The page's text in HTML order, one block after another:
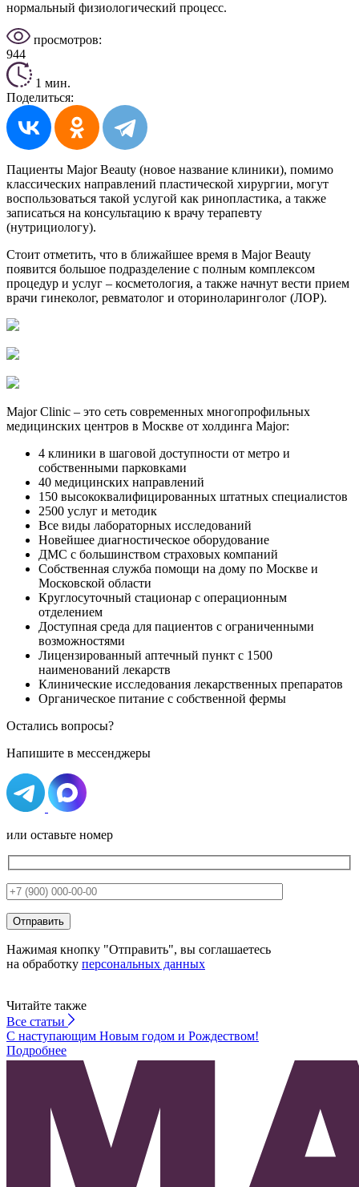
нормальный физиологический процесс.
просмотров:
944
1 мин.
Поделиться:
Пациенты Major Beauty (новое название клиники), помимо
классических направлений пластической хирургии, могут
воспользоваться такой услугой как ринопластика, а также
записаться на консультацию к врачу терапевту
(нутрициологу).
Стоит отметить, что в ближайшее время в Major Beauty
появится большое подразделение с полным комплексом
процедур и услуг – косметология, а также начнут вести прием
врачи гинеколог, ревматолог и оториноларинголог (ЛОР).
Major Clinic – это сеть современных многопрофильных
медицинских центров в Москве от холдинга Major:
4 клиники в шаговой доступности от метро и
собственными парковками
40 медицинских направлений
150 высококвалифицированных штатных специалистов
2500 услуг и методик
Все виды лабораторных исследований
Новейшее диагностическое оборудование
ДМС с большинством страховых компаний
Собственная служба помощи на дому по Москве и
Московской области
Круглосуточный стационар с операционным
отделением
Доступная среда для пациентов с ограниченными
возможностями
Лицензированный аптечный пункт с 1500
наименований лекарств
Клинические исследования лекарственных препаратов
Органическое питание с собственной фермы
Остались вопросы?
Напишите в мессенджеры
или оставьте номер
Нажимая кнопку "Отправить", вы соглашаетесь
на обработку персональных данных
Читайте также
Все статьи
С наступающим Новым годом и Рождеством!
Подробнее